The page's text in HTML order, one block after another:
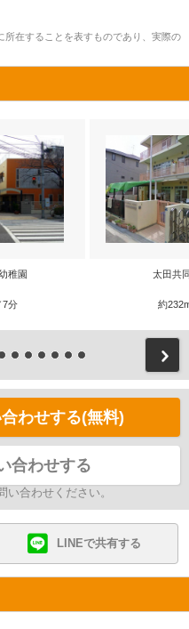
在することを表すものであり、実際の
稚園
7分
太田共
約
わせする(無料)
合わせする
合わせください。
LINEで共有する